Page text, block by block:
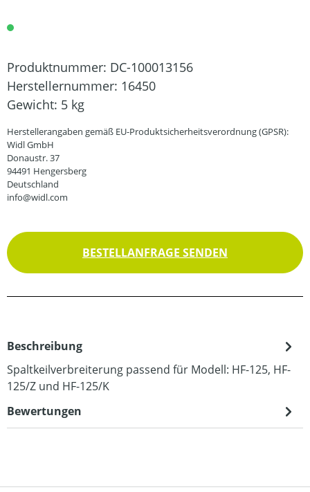
Produktnummer: DC-100013156
Herstellernummer: 16450
Gewicht: 5 kg
Herstellerangaben gemäß EU-Produktsicherheitsverordnung (GPSR):
Widl GmbH
Donaustr. 37
94491 Hengersberg
Deutschland
info@widl.com
BESTELLANFRAGE SENDEN
Beschreibung
Spaltkeilverbreiterung passend für Modell: HF-125, HF-
125/Z und HF-125/K
Bewertungen